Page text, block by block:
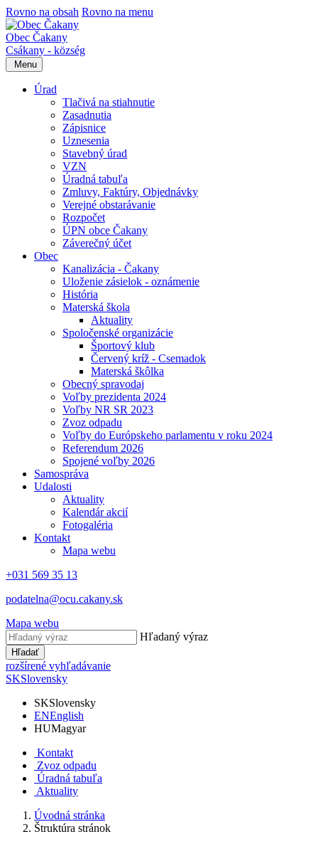
Rovno na obsah Rovno na menu
Obec Čakany
Csákany - község
Menu
Úrad
Tlačivá na stiahnutie
Zasadnutia
Zápisnice
Uznesenia
Stavebný úrad
VZN
Úradná tabuľa
Zmluvy, Faktúry, Objednávky
Verejné obstarávanie
Rozpočet
ÚPN obce Čakany
Záverečný účet
Obec
Kanalizácia - Čakany
Uloženie zásielok - oznámenie
História
Materská škola
Aktuality
Spoločenské organizácie
Športový klub
Červený kríž - Csemadok
Materská škôlka
Obecný spravodaj
Voľby prezidenta 2024
Voľby NR SR 2023
Zvoz odpadu
Voľby do Európskeho parlamentu v roku 2024
Referendum 2026
Spojené voľby 2026
Samospráva
Udalosti
Aktuality
Kalendár akcií
Fotogaléria
Kontakt
Mapa webu
+031 569 35 13
podatelna@ocu.cakany.sk
Mapa webu
Hľadaný výraz
Hľadať
rozšírené vyhľadávanie
SKSlovensky
SKSlovensky
ENEnglish
HUMagyar
Kontakt
Zvoz odpadu
Úradná tabuľa
Aktuality
Úvodná stránka
Štruktúra stránok